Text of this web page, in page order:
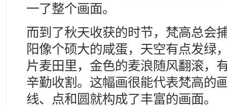
一了整个画面。
而到了秋天收获的时节，梵高总会
阳像个硕大的咸蛋，天空有点发绿
片麦田里，金色的麦浪随风翻滚，
辛勤收割。这幅画很能代表梵高的
线、点和圆就构成了丰富的画面。